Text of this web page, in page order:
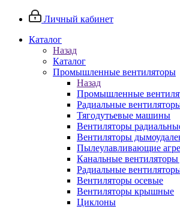
Личный кабинет
Каталог
Назад
Каталог
Промышленные вентиляторы
Назад
Промышленные
Радиальные
Тягодутьевые машины
Вентиляторы
Вентиляторы
Пылеулавливающие
Канальные
Радиальные
Вентиляторы осевые
Вентиляторы крышные
Циклоны